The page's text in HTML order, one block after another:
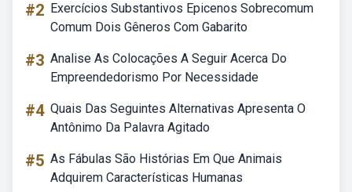
#2 Exercícios Substantivos Epicenos Sobrecomum
Comum Dois Gêneros Com Gabarito
#3 Analise As Colocações A Seguir Acerca Do
Empreendedorismo Por Necessidade
#4 Quais Das Seguintes Alternativas Apresenta O
Antônimo Da Palavra Agitado
#5 As Fábulas São Histórias Em Que Animais
Adquirem Características Humanas